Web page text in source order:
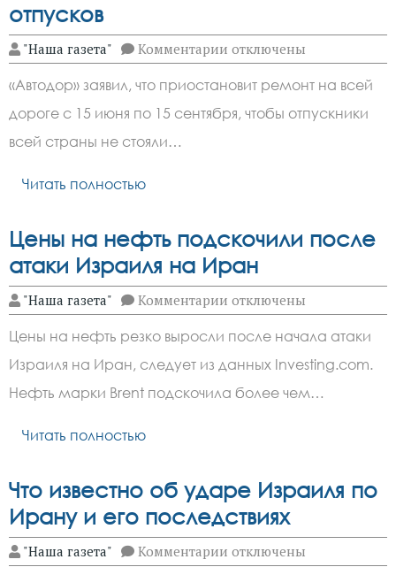
отпусков
"Наша газета" Комментарии к
записи
будут
останавливать
реконструкцию
отпусков
отключены
«Автодор» заявил, что приостановит ремонт на всей
дороге с 15 июня по 15 сентября, чтобы отпускники
всей страны не стояли…
Читать полностью
Цены на нефть подскочили после
атаки Израиля на Иран
"Наша газета" Комментарии к
записи
на
нефть
подскочили
после
атаки
отключены
Цены на нефть резко выросли после начала атаки
Израиля на Иран, следует из данных Investing.com.
Нефть марки Brent подскочила более чем…
Читать полностью
Что известно об ударе Израиля по
Ирану и его последствиях
"Наша газета" Комментарии котключены